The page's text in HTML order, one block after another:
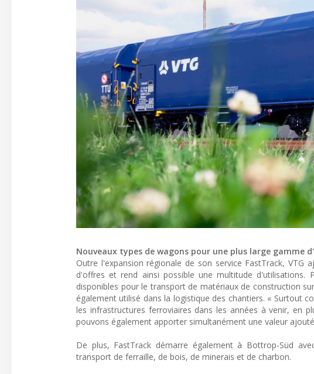
Nouveaux types de wagons pour une plus large gamme
Outre l'expansion régionale de son service FastTrack,
d'offres et rend ainsi possible une multitude d'utilisations.
disponibles pour le transport de matériaux de construction
également utilisé dans la logistique des chantiers. « Surtout
les infrastructures ferroviaires dans les années à venir, en
pouvons également apporter simultanément une valeur
De plus, FastTrack démarre également à Bottrop-Süd
transport de ferraille, de bois, de minerais et de charbon.